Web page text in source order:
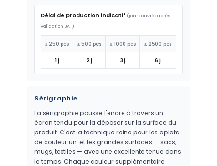
Délai de production indicatif (jours ouvrés après
validation BAT)
≤ 250 pcs ≤ 500 pcs ≤ 1000 pcs ≤ 2500 pcs
1 j 2 j 3 j 6 j
Sérigraphie
La sérigraphie pousse l'encre à travers un
écran tendu pour la déposer sur la surface du
produit. C'est la technique reine pour les aplats
de couleur uni et les grandes surfaces — sacs,
mugs, textiles — avec une excellente tenue dans
le temps. Chaque couleur supplémentaire